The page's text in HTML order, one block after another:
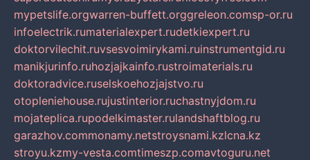
mypetslife.orgwarren-buffett.orggreleon.comsp-or.ru
infoelectrik.rumaterialexpert.rudetkiexpert.ru
doktorvilechit.ruvsesvoimirykami.ruinstrumentgid.ru
manikjurinfo.ruhozjajkainfo.rustroimaterials.ru
doktoradvice.ruselskoehozjajstvo.ru
otopleniehouse.rujustinterior.ruchastnyjdom.ru
mojateplica.rupodelkimaster.rulandshaftblog.ru
garazhov.commonamy.netstroysnami.kzlcna.kz
stroyu.kzmy-vesta.comtimeszp.comavtoguru.net